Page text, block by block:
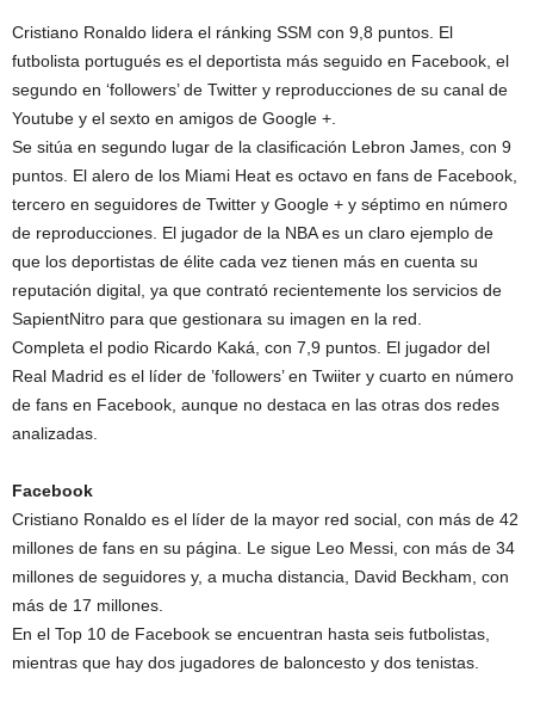
Cristiano Ronaldo lidera el ránking SSM con 9,8 puntos. El
futbolista portugués es el deportista más seguido en Facebook, el
segundo en ‘followers’ de Twitter y reproducciones de su canal de
Youtube y el sexto en amigos de Google +.
Se sitúa en segundo lugar de la clasificación Lebron James, con 9
puntos. El alero de los Miami Heat es octavo en fans de Facebook,
tercero en seguidores de Twitter y Google + y séptimo en número
de reproducciones. El jugador de la NBA es un claro ejemplo de
que los deportistas de élite cada vez tienen más en cuenta su
reputación digital, ya que contrató recientemente los servicios de
SapientNitro para que gestionara su imagen en la red.
Completa el podio Ricardo Kaká, con 7,9 puntos. El jugador del
Real Madrid es el líder de ’followers’ en Twiiter y cuarto en número
de fans en Facebook, aunque no destaca en las otras dos redes
analizadas.
Facebook
Cristiano Ronaldo es el líder de la mayor red social, con más de 42
millones de fans en su página. Le sigue Leo Messi, con más de 34
millones de seguidores y, a mucha distancia, David Beckham, con
más de 17 millones.
En el Top 10 de Facebook se encuentran hasta seis futbolistas,
mientras que hay dos jugadores de baloncesto y dos tenistas.